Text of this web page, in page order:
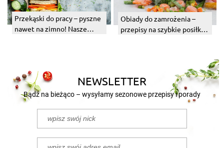
Przekąski do pracy – pyszne
nawet na zimno! Nasze
Obiady do zamrożenia –
przepisy na szybkie posiłki,
NEWSLETTER
Bądź na bieżąco – wysyłamy sezonowe przepisy i porady